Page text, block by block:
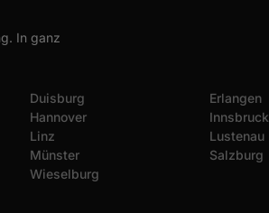
In ganz
Duisburg
Hannover
Linz
Münster
Wieselburg
Erlangen
Innsbruck
Lustenau
Salzburg